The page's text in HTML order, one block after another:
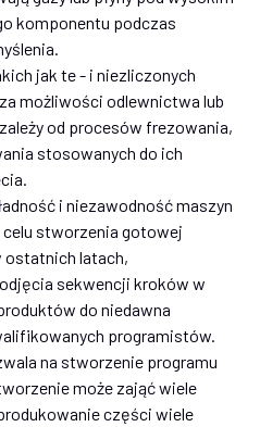
komponentu podczas
jak te - i niezliczonych
możliwości odlewnictwa lub
od procesów frezowania,
stosowanych do ich
i niezawodność maszyn
celu stworzenia gotowej
ostatnich latach,
sekwencji kroków w
do niedawna
programistów.
na stworzenie programu
może zająć wiele
części wiele